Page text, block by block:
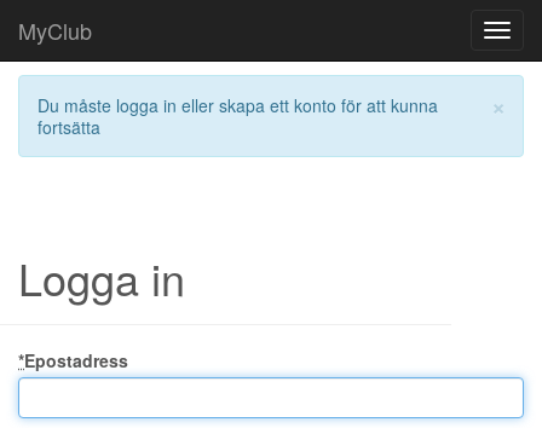
MyClub
×
Du måste logga in eller skapa ett konto för att kunna
fortsätta
Logga in
*Epostadress